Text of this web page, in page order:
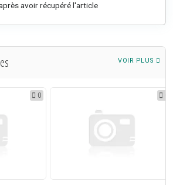
avoir récupéré l'article
VOIR PLUS
0